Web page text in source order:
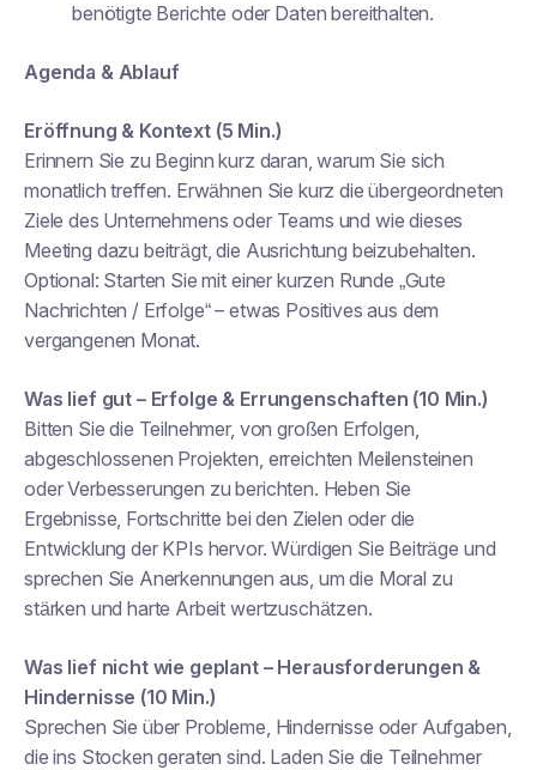
benötigte Berichte oder Daten bereithalten.
Agenda & Ablauf
Eröffnung & Kontext (5 Min.)
Erinnern Sie zu Beginn kurz daran, warum Sie sich
monatlich treffen. Erwähnen Sie kurz die übergeordneten
Ziele des Unternehmens oder Teams und wie dieses
Meeting dazu beiträgt, die Ausrichtung beizubehalten.
Optional: Starten Sie mit einer kurzen Runde „Gute
Nachrichten / Erfolge“ – etwas Positives aus dem
vergangenen Monat.
Was lief gut – Erfolge & Errungenschaften (10 Min.)
Bitten Sie die Teilnehmer, von großen Erfolgen,
abgeschlossenen Projekten, erreichten Meilensteinen
oder Verbesserungen zu berichten. Heben Sie
Ergebnisse, Fortschritte bei den Zielen oder die
Entwicklung der KPIs hervor. Würdigen Sie Beiträge und
sprechen Sie Anerkennungen aus, um die Moral zu
stärken und harte Arbeit wertzuschätzen.
Was lief nicht wie geplant – Herausforderungen &
Hindernisse (10 Min.)
Sprechen Sie über Probleme, Hindernisse oder Aufgaben,
die ins Stocken geraten sind. Laden Sie die Teilnehmer